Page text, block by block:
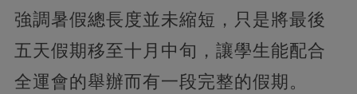
強調暑假總長度並未縮短，只是將最後
五天假期移至十月中旬，讓學生能配合
全運會的舉辦而有一段完整的假期。